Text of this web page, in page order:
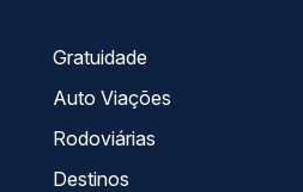
Gratuidade
Auto Viações
Rodoviárias
Destinos